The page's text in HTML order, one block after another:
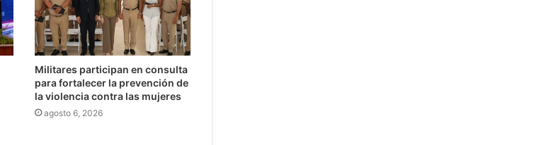
Militares participan en consulta
para fortalecer la prevención de
la violencia contra las mujeres
agosto 6, 2026